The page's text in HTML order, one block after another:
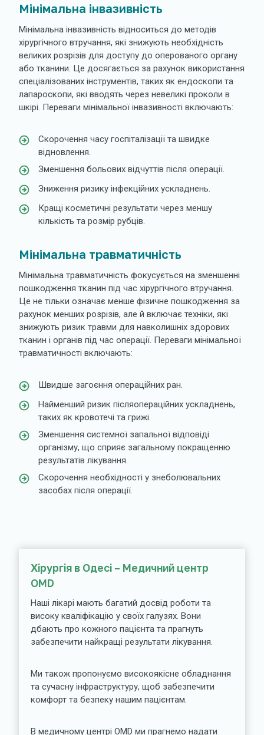
Мінімальна інвазивність
Мінімальна інвазивність відноситься до методів
хірургічного втручання, які знижують необхідність
великих розрізів для доступу до оперованого органу
або тканини. Це досягається за рахунок використання
спеціалізованих інструментів, таких як ендоскопи та
лапароскопи, які вводять через невеликі проколи в
шкірі. Переваги мінімальної інвазивності включають:
Скорочення часу госпіталізації та швидке
відновлення.
Зменшення больових відчуттів після операції.
Зниження ризику інфекційних ускладнень.
Кращі косметичні результати через меншу
кількість та розмір рубців.
Мінімальна травматичність
Мінімальна травматичність фокусується на зменшенні
пошкодження тканин під час хірургічного втручання.
Це не тільки означає менше фізичне пошкодження за
рахунок менших розрізів, але й включає техніки, які
знижують ризик травми для навколишніх здорових
тканин і органів під час операції. Переваги мінімальної
травматичності включають:
Швидше загоєння операційних ран.
Найменший ризик післяопераційних ускладнень,
таких як кровотечі та грижі.
Зменшення системної запальної відповіді
організму, що сприяє загальному покращенню
результатів лікування.
Скорочення необхідності у знеболювальних
засобах після операції.
Хірургія в Одесі – Медичний центр
OMD
Наші лікарі мають багатий досвід роботи та
високу кваліфікацію у своїх галузях. Вони
дбають про кожного пацієнта та прагнуть
забезпечити найкращі результати лікування.
Ми також пропонуємо високоякісне обладнання
та сучасну інфраструктуру, щоб забезпечити
комфорт та безпеку нашим пацієнтам.
В медичному центрі OMD ми прагнемо надати